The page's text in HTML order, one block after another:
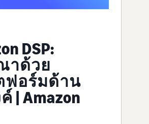
DSP:
าด้วย
ฟอร์มด้าน
| Amazon